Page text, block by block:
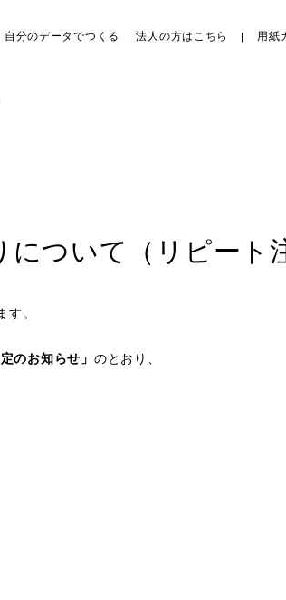
自分のデータでつくる 法人の方はこちら 用紙
ついて（リピート
。
のお知らせ」 のとおり、